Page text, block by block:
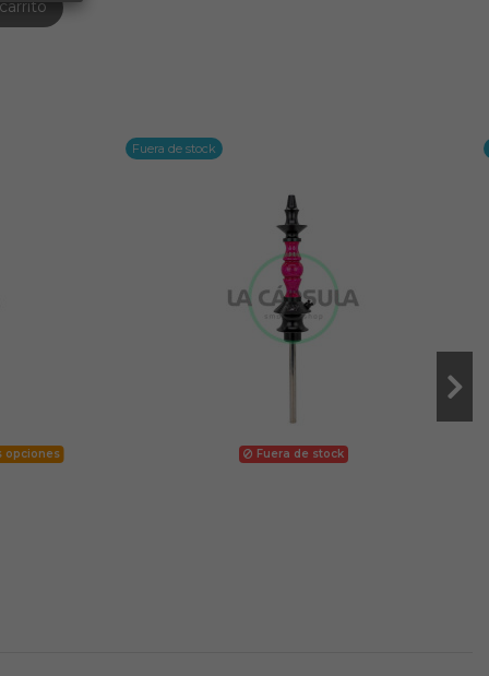
opciones
Fuera de stock
Fuera de stock